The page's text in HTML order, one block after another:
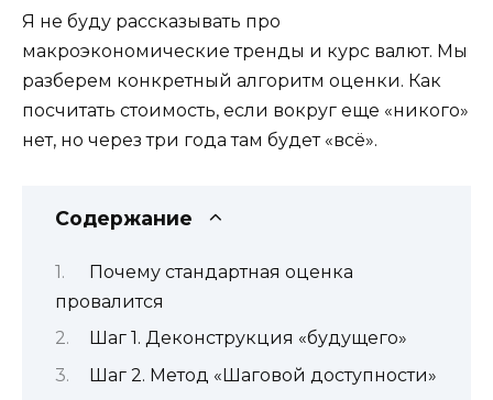
Я не буду рассказывать про
макроэкономические тренды и курс валют. Мы
разберем конкретный алгоритм оценки. Как
посчитать стоимость, если вокруг еще «никого»
нет, но через три года там будет «всё».
Содержание
Почему стандартная оценка
провалится
Шаг 1. Деконструкция «будущего»
Шаг 2. Метод «Шаговой доступности»